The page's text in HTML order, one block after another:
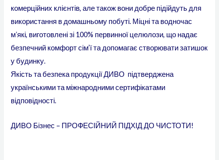
комерційних клієнтів, але також вони добре підійдуть для
використання в домашньому побуті. Міцні та водночас
мʼякі, виготовлені зі 100% первинної целюлози, що надає
безпечний комфорт сім’ї та допомагає створювати затишок
у будинку.
Якість та безпека продукції ДИВО підтверджена
українськими та міжнародними сертифікатами
відповідності.
ДИВО Бізнес – ПРОФЕСІЙНИЙ ПІДХІД ДО ЧИСТОТИ!